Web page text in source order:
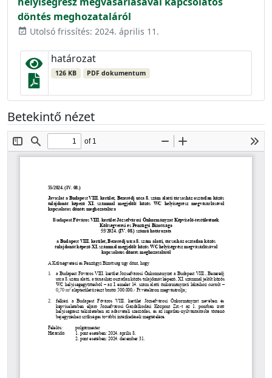
döntés meghozataláról
event_available Utolsó frissítés: 2024. április 11.
határozat
126 KB PDF dokumentum
Betekintő nézet